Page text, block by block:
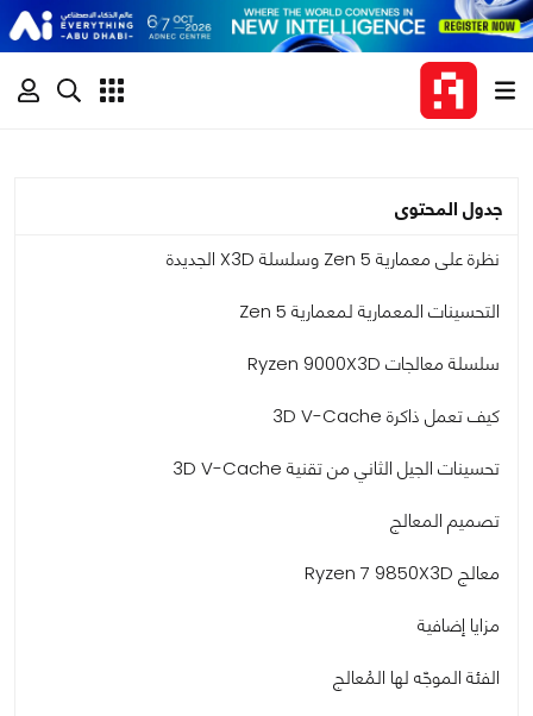
جدول المحتوى
نظرة على معمارية Zen 5 وسلسلة X3D الجديدة
التحسينات المعمارية لمعمارية Zen 5
سلسلة معالجات Ryzen 9000X3D
كيف تعمل ذاكرة 3D V-Cache
تحسينات الجيل الثاني من تقنية 3D V-Cache
تصميم المعالج
معالج Ryzen 7 9850X3D
مزايا إضافية
الفئة الموجّه لها المُعالج